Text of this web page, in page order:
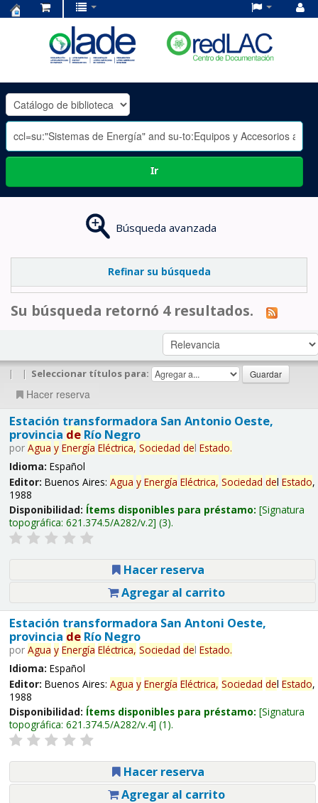
OLADE
-
Ir
Búsqueda avanzada
Refinar su búsqueda
Su búsqueda retornó 4 resultados.
| | Seleccionar títulos para:
Hacer reserva
Estación transformadora San Antonio Oeste,
provincia deRío Negro
por Agua y Energía Eléctrica, Sociedad del Estado.
Idioma: Español
Editor: Buenos Aires: Agua y Energía Eléctrica, Sociedad del Estado,
1988
Disponibilidad: Ítems disponibles para préstamo: Signatura
topográfica: 621.374.5/A282/v.2 (3).
Hacer reserva
Agregar al carrito
Estación transformadora San Antoni Oeste,
provincia deRío Negro
por Agua y Energía Eléctrica, Sociedad del Estado.
Idioma: Español
Editor: Buenos Aires: Agua y Energía Eléctrica, Sociedad del Estado,
1988
Disponibilidad: Ítems disponibles para préstamo: Signatura
topográfica: 621.374.5/A282/v.4 (1).
Hacer reserva
Agregar al carrito